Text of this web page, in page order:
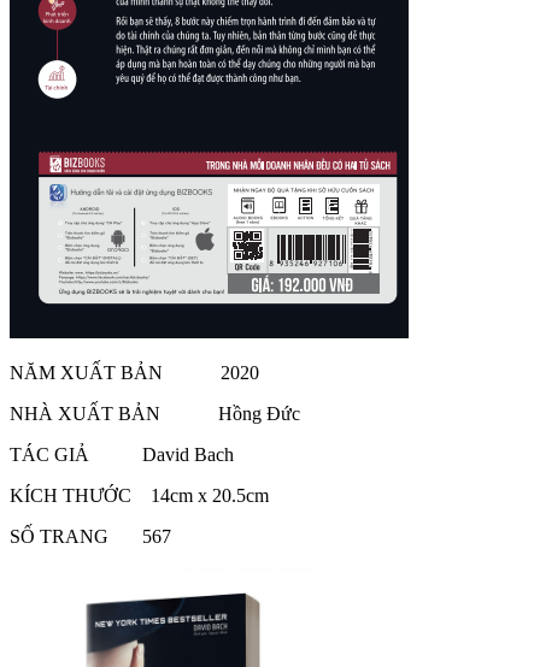
NĂM XUẤT BẢN 2020
NHÀ XUẤT BẢN Hồng Đức
TÁC GIẢ David Bach
KÍCH THƯỚC 14cm x 20.5cm
SỐ TRANG 567